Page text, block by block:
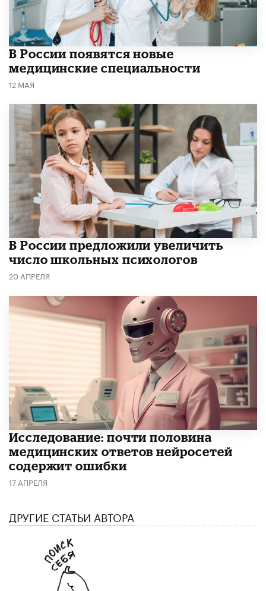
В России появятся новые
медицинские специальности
12 МАЯ
В России предложили увеличить
число школьных психологов
20 АПРЕЛЯ
Исследование: почти половина
медицинских ответов нейросетей
содержит ошибки
17 АПРЕЛЯ
ДРУГИЕ СТАТЬИ АВТОРА